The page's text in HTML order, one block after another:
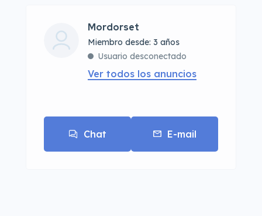
Mordorset
Miembro desde: 3 años
Usuario desconectado
Ver todos los anuncios
Chat E-mail